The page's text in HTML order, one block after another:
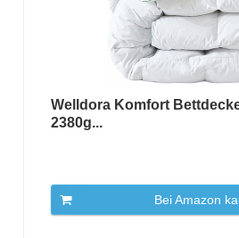
Welldora Komfort Bettdecke
2380g...
Bei Amazon